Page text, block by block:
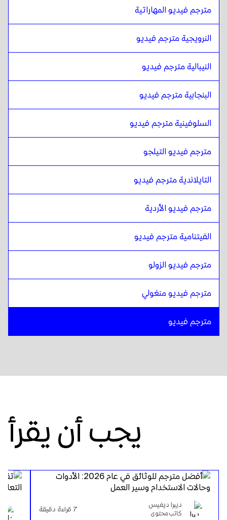
الماليزية الملايو / التاميلية
البلجيكية الهولندية / الفرنسية
الماليزية الملايو / التاميليةلالإسبانية الكوستاريكية
الإسبانية الكوستاريكيةل
مترجم فيديو المهاراتية
النرويجية مترجم فيديو
النيبالية مترجم فيديو
البنجابية مترجم فيديو
السلوفينية مترجم فيديو
مترجم فيديو التيلجو
التايلاندية مترجم فيديو
مترجم فيديو الأردية
الفيتنامية مترجم فيديو
مترجم فيديو الزولو
مترجم فيديو منغولي
مترجم فيديو
يجب أن يقرأ
ديبرا ديفيس
كاتب محتوى
7 قراءة دقيقة